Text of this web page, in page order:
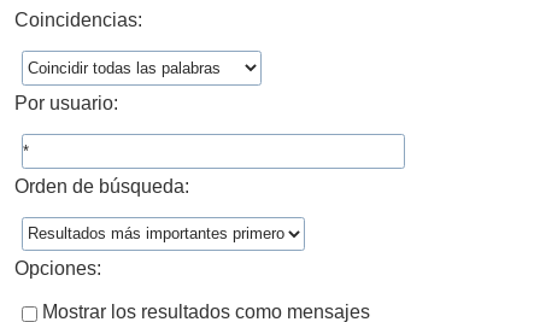
Coincidencias:
Por usuario:
Orden de búsqueda:
Opciones:
Mostrar los resultados como mensajes